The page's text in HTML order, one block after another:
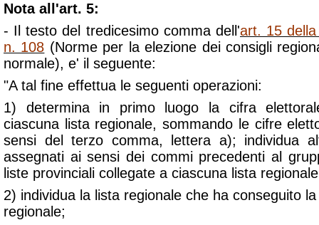
Nota all'art. 5:
- Il testo del tredicesimo comma dell'art. 15
n. 108 (Norme per la elezione dei consigli
normale), e' il seguente:
"A tal fine effettua le seguenti operazioni:
1) determina in primo luogo la cifra
ciascuna lista regionale, sommando le cifre
sensi del terzo comma, lettera a); individua
assegnati ai sensi dei commi precedenti al
liste provinciali collegate a ciascuna lista
2) individua la lista regionale che ha conseguito
regionale;